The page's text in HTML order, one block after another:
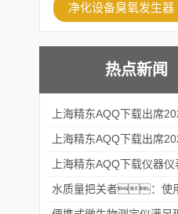
净化设备臭氧发生器
热点新闻